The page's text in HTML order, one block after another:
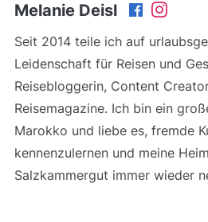
Melanie Deisl
Seit 2014 teile ich auf
Leidenschaft für Reisen und
Reisebloggerin, Content
Reisemagazine. Ich bin ein
Marokko und liebe es, fremde
kennenzulernen und meine
Salzkammergut immer wieder